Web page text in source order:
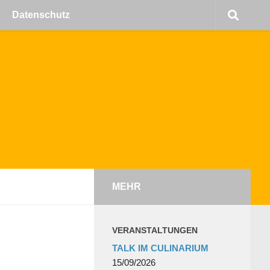
Datenschutz
MEHR
VERANSTALTUNGEN
TALK IM CULINARIUM
15/09/2026